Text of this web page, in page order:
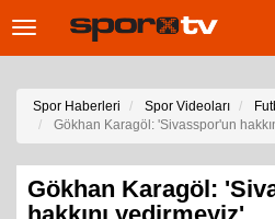
Toggle
Spor Haberleri Spor Videoları
Gökhan Karagöl: 'Sivasspor'un
Gökhan Karagöl: